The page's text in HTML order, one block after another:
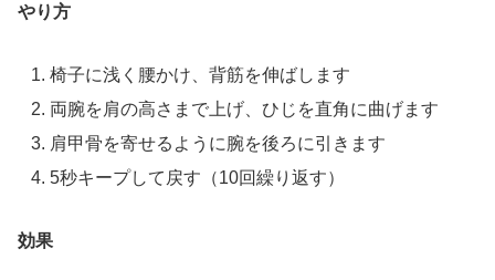
やり方
椅子に浅く腰かけ、背筋を伸ばします
両腕を肩の高さまで上げ、ひじを直角に曲げます
肩甲骨を寄せるように腕を後ろに引きます
5秒キープして戻す（10回繰り返す）
効果